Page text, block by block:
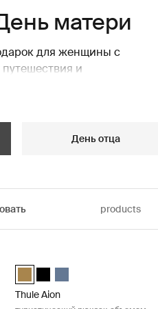
матери
для женщины с
и
или всей семьей.
отдых на природе.
День отца
products
Thule Aion travel backpack 28L
Thule Aion travel
Thule Aion travel
Thule Aion